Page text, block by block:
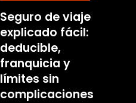
Seguro de viaje
explicado fácil:
deducible,
franquicia y
límites sin
complicaciones